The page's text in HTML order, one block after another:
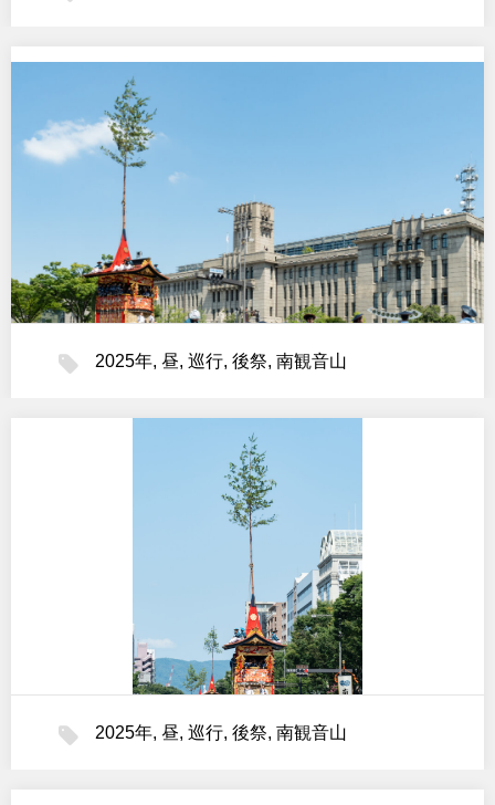
2025年, 昼, 巡行, 後祭, 南観音山
2025年, 昼, 巡行, 後祭, 南観音山